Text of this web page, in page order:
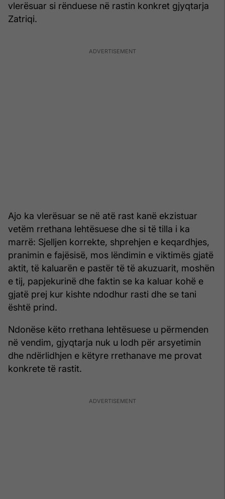
vlerësuar si rënduese në rastin konkret gjyqtarja
Zatriqi.
Ajo ka vlerësuar se në atë rast kanë ekzistuar
vetëm rrethana lehtësuese dhe si të tilla i ka
marrë: Sjelljen korrekte, shprehjen e keqardhjes,
pranimin e fajësisë, mos lëndimin e viktimës gjatë
aktit, të kaluarën e pastër të të akuzuarit, moshën
e tij, papjekurinë dhe faktin se ka kaluar kohë e
gjatë prej kur kishte ndodhur rasti dhe se tani
është prind.
Ndonëse këto rrethana lehtësuese u përmenden
në vendim, gjyqtarja nuk u lodh për arsyetimin
dhe ndërlidhjen e këtyre rrethanave me provat
konkrete të rastit.